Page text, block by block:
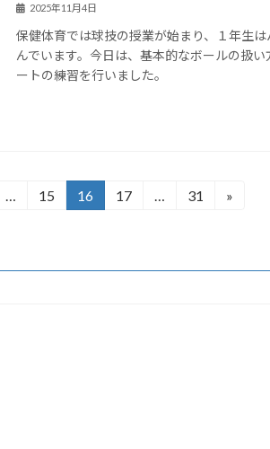
2025年11月4日
保健体育では球技の授業が始まり、１年生
んでいます。今日は、基本的なボールの扱
ートの練習を行いました。
…
固
15
固
16
固
17 …
固
31 »